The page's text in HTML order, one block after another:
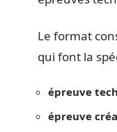
Le format
qui font la
épreuve
épreuve